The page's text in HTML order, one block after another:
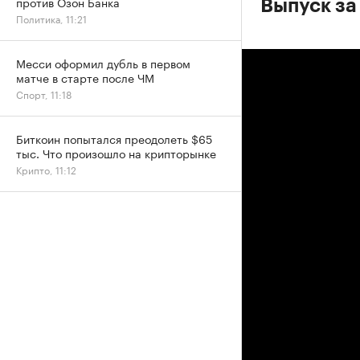
Выпуск
Политика, 11:21
Месси оформил дубль в первом
матче в старте после ЧМ
Спорт, 11:18
Биткоин попытался преодолеть $65
тыс. Что произошло на крипторынке
Крипто, 11:12